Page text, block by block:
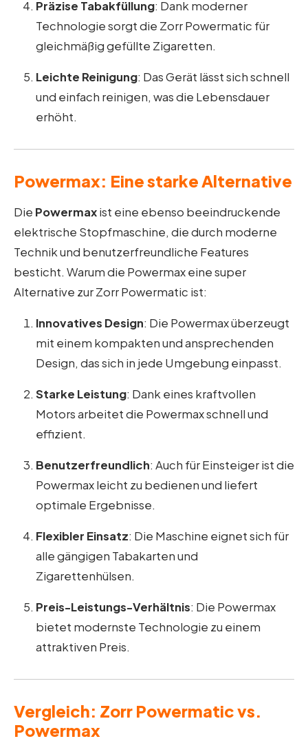
Präzise Tabakfüllung: Dank moderner
Technologie sorgt die Zorr Powermatic für
gleichmäßig gefüllte Zigaretten.
Leichte Reinigung: Das Gerät lässt sich schnell
und einfach reinigen, was die Lebensdauer
erhöht.
Powermax: Eine starke Alternative
Die Powermaxist eine ebenso beeindruckende
elektrische Stopfmaschine, die durch moderne
Technik und benutzerfreundliche Features
besticht. Warum die Powermax eine super
Alternative zur Zorr Powermatic ist:
Innovatives Design: Die Powermax überzeugt
mit einem kompakten und ansprechenden
Design, das sich in jede Umgebung einpasst.
Starke Leistung: Dank eines kraftvollen
Motors arbeitet die Powermax schnell und
effizient.
Benutzerfreundlich: Auch für Einsteiger ist die
Powermax leicht zu bedienen und liefert
optimale Ergebnisse.
Flexibler Einsatz: Die Maschine eignet sich für
alle gängigen Tabakarten und
Zigarettenhülsen.
Preis-Leistungs-Verhältnis: Die Powermax
bietet modernste Technologie zu einem
attraktiven Preis.
Vergleich: Zorr Powermatic vs.
Powermax